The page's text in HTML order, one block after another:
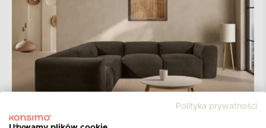
Polityka prywatności